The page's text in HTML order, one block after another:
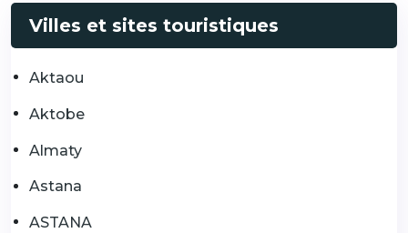
Villes et sites touristiques
Aktaou
Aktobe
Almaty
Astana
ASTANA